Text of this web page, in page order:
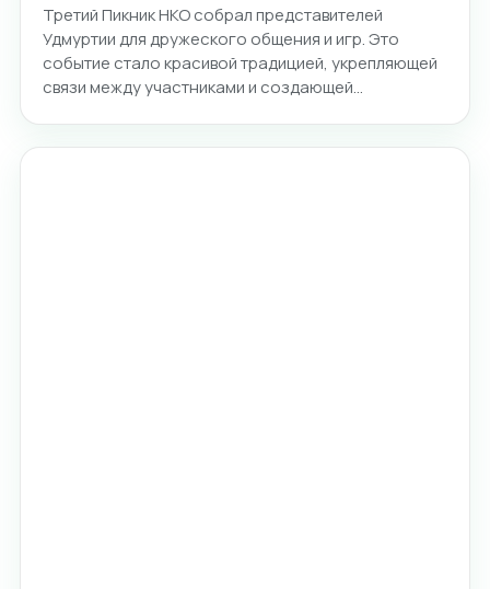
Третий Пикник НКО собрал представителей
Удмуртии для дружеского общения и игр. Это
событие стало красивой традицией, укрепляющей
связи между участниками и создающей…